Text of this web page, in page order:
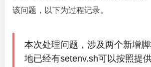
该问题，以下为过程记录。
本次处理问题，涉及两个新增
地已经有setenv.sh可以按照提